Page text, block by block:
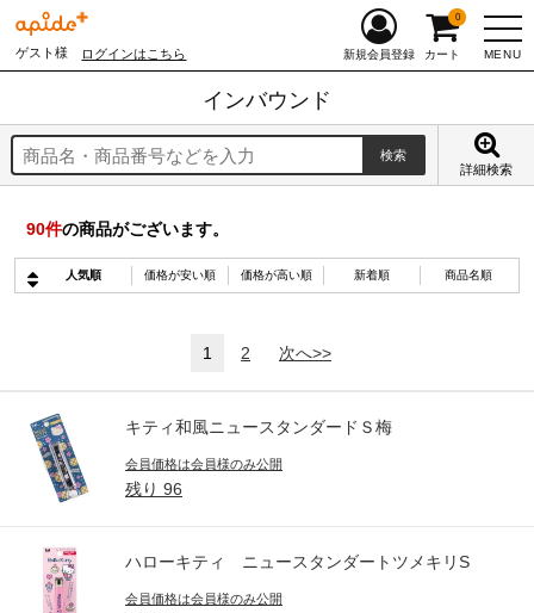
ゲスト様 ログインはこちら MENU
新規会員登録 カート
0
インバウンド
詳細検索
90件の商品がございます。
人気順 価格が安い順 価格が高い順 新着順 商品名順
1 2 次へ>>
キティ和風ニュースタンダードＳ梅
会員価格は会員様のみ公開
残り 96
ハローキティ ニュースタンダートツメキリS
会員価格は会員様のみ公開